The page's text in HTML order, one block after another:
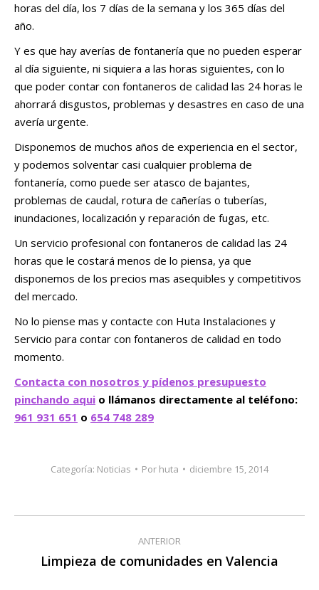
horas del día, los 7 días de la semana y los 365 días del
año.
Y es que hay averías de fontanería que no pueden esperar
al día siguiente, ni siquiera a las horas siguientes, con lo
que poder contar con fontaneros de calidad las 24 horas le
ahorrará disgustos, problemas y desastres en caso de una
avería urgente.
Disponemos de muchos años de experiencia en el sector,
y podemos solventar casi cualquier problema de
fontanería, como puede ser atasco de bajantes,
problemas de caudal, rotura de cañerías o tuberías,
inundaciones, localización y reparación de fugas, etc.
Un servicio profesional con fontaneros de calidad las 24
horas que le costará menos de lo piensa, ya que
disponemos de los precios mas asequibles y competitivos
del mercado.
No lo piense mas y contacte con Huta Instalaciones y
Servicio para contar con fontaneros de calidad en todo
momento.
Contacta con nosotros y pídenos presupuesto
pinchando aqui o llámanos directamente al teléfono:
961 931 651 o 654 748 289
Categoría: Noticias Por huta diciembre 15, 2014
Navegación
entre
ANTERIOR
Publicación
Limpieza de comunidades en Valencia